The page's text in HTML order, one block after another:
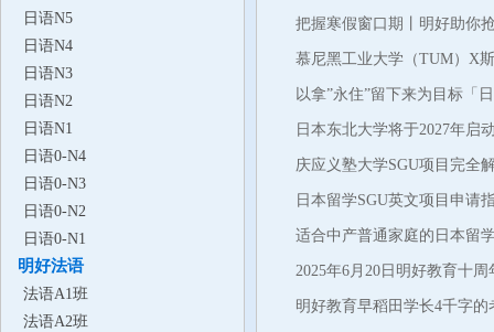
日语N5
日语N4
日语N3
日语N2
日语N1
日语0-N4
日语0-N3
日语0-N2
日语0-N1
明好法语
法语A1班
法语A2班
把握寒假窗口期丨明好助你
慕尼黑工业大学（TUM）X
以拿”永住”留下来为目标「
日本东北大学将于2027年
Gateway College
庆应义塾大学SGU项目完全
学之路
日本留学SGU英文项目申请
名校Offer
适合中产普通家庭的日本留
2025年6月20日明好教育十
明好教育早稻田学长4千字